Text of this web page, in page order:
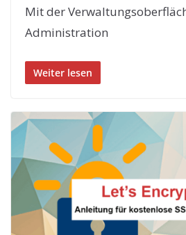
Mit der
Administration
Weiter lesen